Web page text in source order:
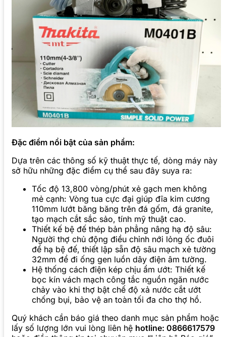
Đặc điểm nổi bật của sản phẩm:
Dựa trên các thông số kỹ thuật thực tế, dòng máy này
sở hữu những đặc điểm cụ thể sau đây suya ra:
Tốc độ 13,800 vòng/phút xẻ gạch men không
mẻ cạnh: Vòng tua cực đại giúp đĩa kim cương
110mm lướt băng băng trên đá gốm, đá granite,
tạo mạch cắt sắc sảo, tính mỹ thuật cao.
Thiết kế bệ đế thép bản phẳng nâng hạ độ sâu:
Người thợ chủ động điều chỉnh nới lỏng ốc đuôi
để hạ bệ đế, thiết lập sẵn độ sâu mạch xẻ tường
32mm để đi ống gen luồn dây điện âm tường.
Hệ thống cách điện kép chịu ẩm ướt: Thiết kế
bọc kín vách mạch công tắc nguồn ngăn nước
chảy vào khi thợ bật chế độ xả nước cắt ướt
chống bụi, bảo vệ an toàn tối đa cho thợ hồ.
Quý khách cần báo giá theo danh mục sản phẩm hoặc
lấy số lượng lớn vui lòng liên hệ hotline: 0866617579